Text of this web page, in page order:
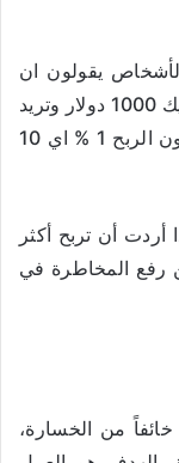
يقولون ان
ادارة المخاطر تحد من الأرباح، فإذا كان لديك 1000 دولار وتريد
المخاطرة ب 0.5 % للصفقة الواحدة سيكون الربح 1 % اي 10
أن تربح أكثر
رفع المخاطرة في
من الخسارة،